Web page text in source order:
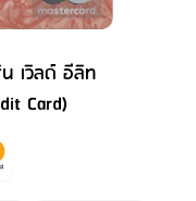
เวิลด์ อีลิท
Card)